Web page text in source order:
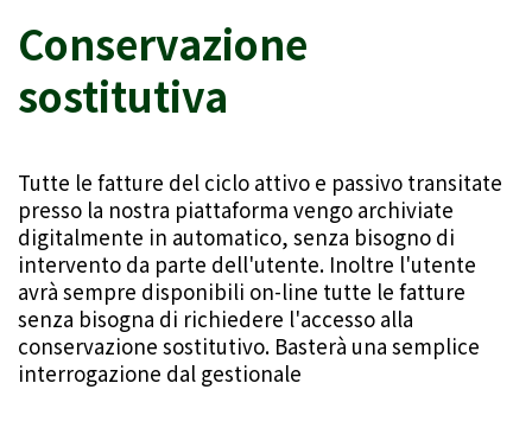
Conservazione
sostitutiva
Tutte le fatture del ciclo attivo e passivo transitate
presso la nostra piattaforma vengo archiviate
digitalmente in automatico, senza bisogno di
intervento da parte dell'utente. Inoltre l'utente
avrà sempre disponibili on-line tutte le fatture
senza bisogna di richiedere l'accesso alla
conservazione sostitutivo. Basterà una semplice
interrogazione dal gestionale